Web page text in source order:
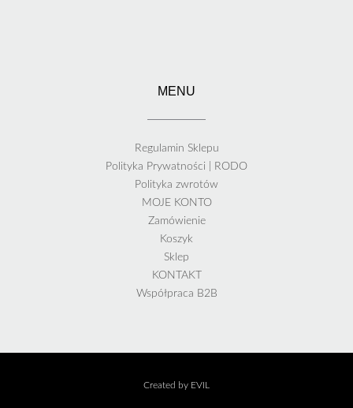
MENU
Regulamin Sklepu
Polityka Prywatności | RODO
Polityka zwrotów
MOJE KONTO
Zamówienie
Koszyk
Sklep
KONTAKT
Współpraca B2B
Created by EVIL